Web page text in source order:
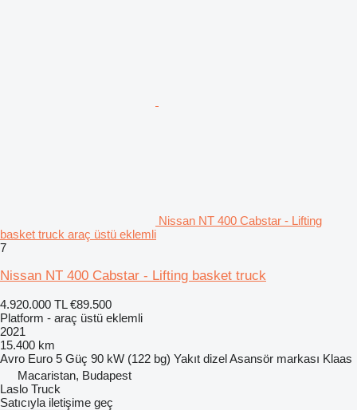
Nissan NT 400 Cabstar - Lifting
basket truck araç üstü eklemli
7
Nissan NT 400 Cabstar - Lifting basket truck
4.920.000 TL €89.500
Platform - araç üstü eklemli
2021
15.400 km
Avro Euro 5 Güç 90 kW (122 bg) Yakıt dizelAsansör markası Klaas
Macaristan, Budapest
Laslo Truck
Satıcıyla iletişime geç